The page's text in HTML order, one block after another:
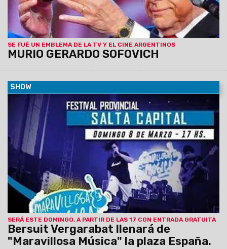
SE FUÉ UN EMBLEMA DE LA TV Y EL CINE ARGENTINOS
MURIO GERARDO SOFOVICH
SHOW
SERÁ ESTE DOMINGO, A PARTIR DE LAS 17 CON ENTRADA GRATUITA
Bersuit Vergarabat llenará de
"Maravillosa Música" la plaza España.
05/03/2015
Este domingo plaza España será una
verdadera fiesta. Es que Bersuit Vergarabat será la frutilla del
postre para cerrar el ciclo "Maravillosa Música", que es
organizado por el Ministerio de Cultura de la Nación y
auspiciado por la Municipalidad de Salta.